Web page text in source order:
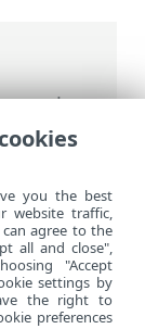
İlkesi
you the best
website traffic,
agree to the
all and close",
"Accept
settings by
the right to
preferences